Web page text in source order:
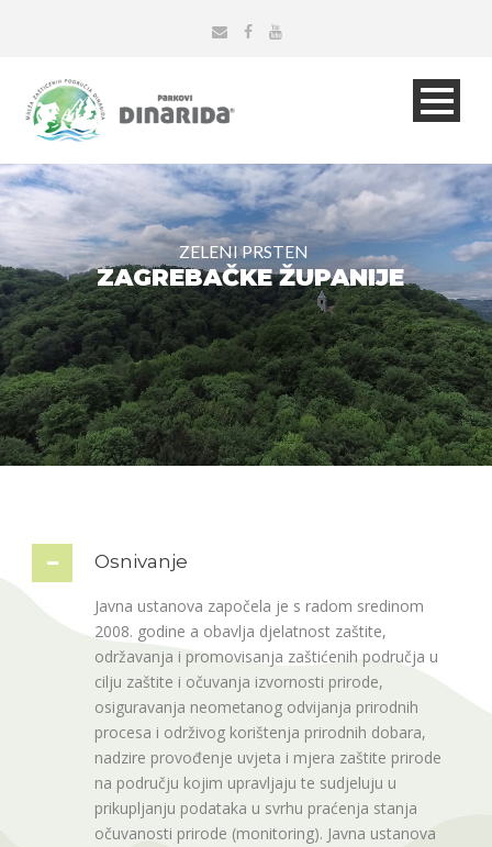
ZAGREBAČKE ŽUPANIJE
ZELENI PRSTEN
Osnivanje
Javna ustanova započela je s radom sredinom
2008. godine a obavlja djelatnost zaštite,
održavanja i promovisanja zaštićenih područja u
cilju zaštite i očuvanja izvornosti prirode,
osiguravanja neometanog odvijanja prirodnih
procesa i održivog korištenja prirodnih dobara,
nadzire provođenje uvjeta i mjera zaštite prirode
na području kojim upravljaju te sudjeluju u
prikupljanju podataka u svrhu praćenja stanja
očuvanosti prirode (monitoring). Javna ustanova